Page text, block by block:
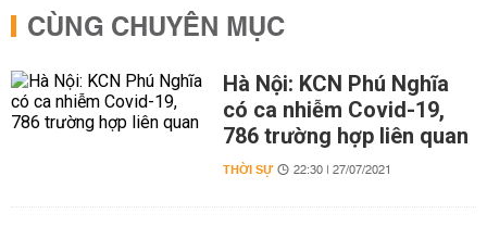
CÙNG CHUYÊN MỤC
Hà Nội: KCN Phú Nghĩa
có ca nhiễm Covid-19,
786 trường hợp liên quan
THỜI SỰ 22:30 | 27/07/2021